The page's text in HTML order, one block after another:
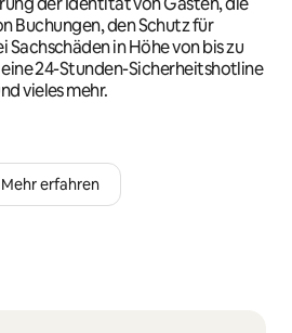
Buchungen, den Schutz für
in Höhe von bis zu
24-Stunden-Sicherheitshotline
vieles mehr.
Mehr erfahren